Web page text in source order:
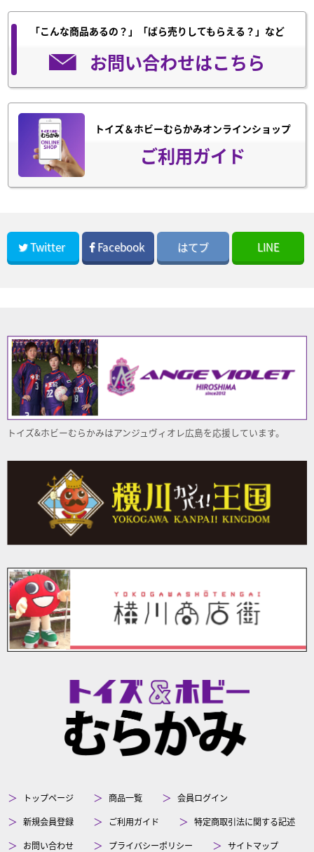
「こんな商品あるの？」「ばら売りしてもらえる？」など
お問い合わせはこちら
トイズ＆ホビーむらかみオンラインショップ
ご利用ガイド
Twitter Facebook はてブ LINE
トイズ&ホビーむらかみはアンジュヴィオレ広島を応援しています。
トップページ 商品一覧
会員ログイン
新規会員登録
ご利用ガイド
特定商取引法に関する記述
お問い合わせ
プライバシーポリシー サイトマップ